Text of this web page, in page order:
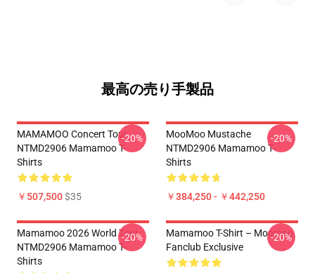
最高の売り手製品
MAMAMOO Concert Tour
NTMD2906 Mamamoo T-
Shirts
￥507,500$35
-20%
MooMoo Mustache
NTMD2906 Mamamoo T-
Shirts
￥384,250 - ￥442,250
-20%
Mamamoo 2026 World Tour
NTMD2906 Mamamoo T-
Shirts
-20%
Mamamoo T-Shirt – Moomoo
Fanclub Exclusive
-20%